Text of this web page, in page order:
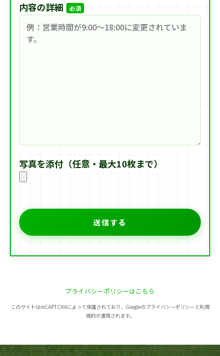
内容の詳細 必須
写真を添付（任意・最大10枚まで）
プライバシーポリシーはこちら
このサイトはreCAPTCHAによって保護されており、Googleのプライバシーポリシーと利用
規約が適用されます。